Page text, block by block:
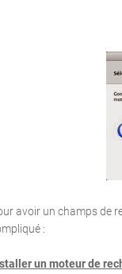
avoir un champs de
:
un moteur de